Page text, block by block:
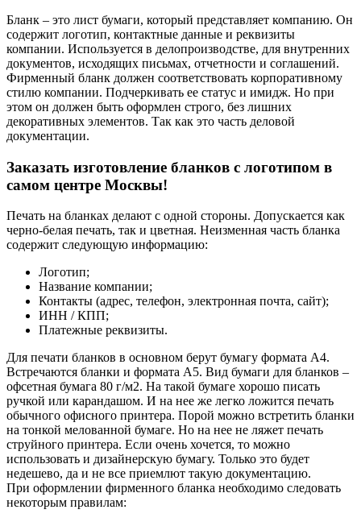
Бланк – это лист бумаги, который представляет компанию. Он
содержит логотип, контактные данные и реквизиты
компании. Используется в делопроизводстве, для внутренних
документов, исходящих письмах, отчетности и соглашений.
Фирменный бланк должен соответствовать корпоративному
стилю компании. Подчеркивать ее статус и имидж. Но при
этом он должен быть оформлен строго, без лишних
декоративных элементов. Так как это часть деловой
документации.
Заказать изготовление бланков с логотипом в
самом центре Москвы!
Печать на бланках делают с одной стороны. Допускается как
черно-белая печать, так и цветная. Неизменная часть бланка
содержит следующую информацию:
Логотип;
Название компании;
Контакты (адрес, телефон, электронная почта, сайт);
ИНН / КПП;
Платежные реквизиты.
Для печати бланков в основном берут бумагу формата А4.
Встречаются бланки и формата А5. Вид бумаги для бланков –
офсетная бумага 80 г/м2. На такой бумаге хорошо писать
ручкой или карандашом. И на нее же легко ложится печать
обычного офисного принтера. Порой можно встретить бланки
на тонкой мелованной бумаге. Но на нее не ляжет печать
струйного принтера. Если очень хочется, то можно
использовать и дизайнерскую бумагу. Только это будет
недешево, да и не все приемлют такую документацию.
При оформлении фирменного бланка необходимо следовать
некоторым правилам: